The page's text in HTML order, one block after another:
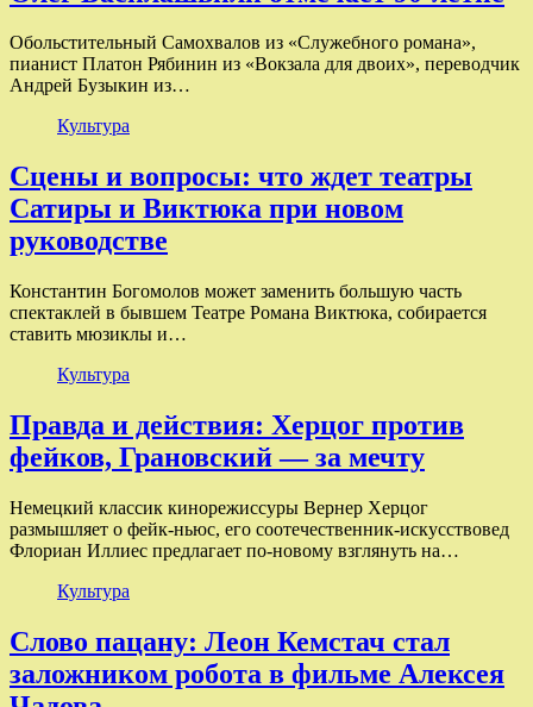
Обольстительный Самохвалов из «Служебного романа»,
пианист Платон Рябинин из «Вокзала для двоих», переводчик
Андрей Бузыкин из…
Культура
Сцены и вопросы: что ждет театры
Сатиры и Виктюка при новом
руководстве
Константин Богомолов может заменить большую часть
спектаклей в бывшем Театре Романа Виктюка, собирается
ставить мюзиклы и…
Культура
Правда и действия: Херцог против
фейков, Грановский — за мечту
Немецкий классик кинорежиссуры Вернер Херцог
размышляет о фейк-ньюс, его соотечественник-искусствовед
Флориан Иллиес предлагает по-новому взглянуть на…
Культура
Слово пацану: Леон Кемстач стал
заложником робота в фильме Алексея